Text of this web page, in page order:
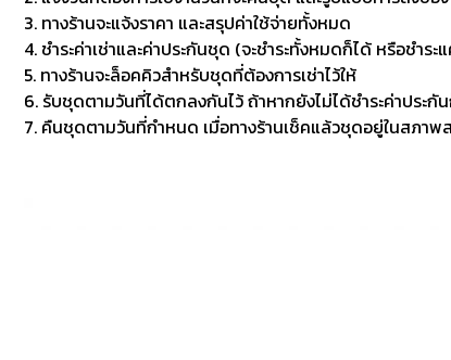
3. ทางร้านจะแจ้งราคา และสรุปค่าใช้จ่ายทั้งหมด
4. ชำระค่าเช่าและค่าประกันชุด (จะชำระทั้งหมดก็ได้ หรือชำระ
5. ทางร้านจะล็อคคิวสำหรับชุดที่ต้องการเช่าไว้ให้
6. รับชุดตามวันที่ได้ตกลงกันไว้ ถ้าหากยังไม่ได้ชำระค่าประกั
7. คืนชุดตามวันที่กำหนด เมื่อทางร้านเช็คแล้วชุดอยู่ในสภาพ